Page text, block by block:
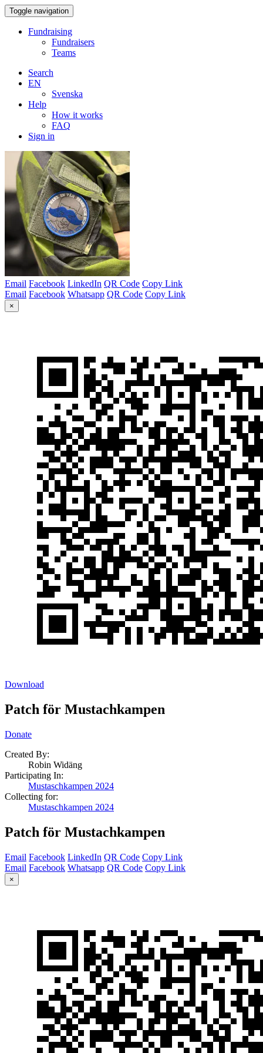
Toggle navigation
Fundraising
Fundraisers
Teams
Search
EN
Svenska
Help
How it works
FAQ
Sign in
Email Facebook LinkedIn QR Code Copy Link
Email Facebook Whatsapp QR Code Copy Link
×
Download
Patch för Mustachkampen
Donate
Created By:
Robin Widäng
Participating In:
Mustaschkampen 2024
Collecting for:
Mustaschkampen 2024
Patch för Mustachkampen
Email Facebook LinkedIn QR Code Copy Link
Email Facebook Whatsapp QR Code Copy Link
×